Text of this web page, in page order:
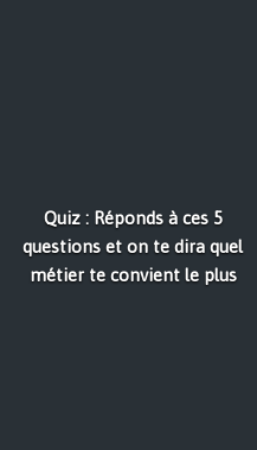
Quiz : Réponds à ces 5
questions et on te dira quel
métier te convient le plus